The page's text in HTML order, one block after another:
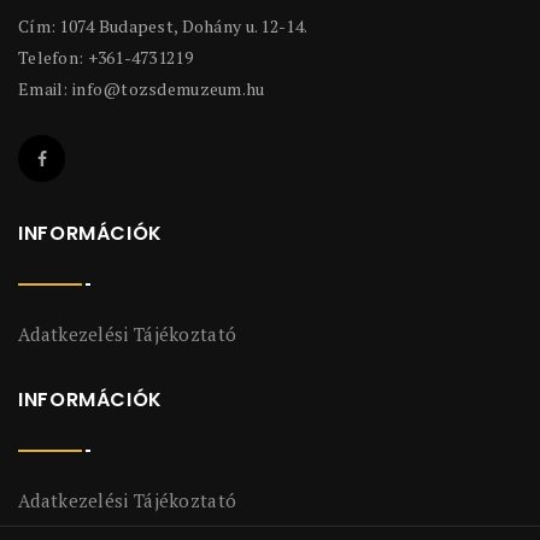
Cím: 1074 Budapest, Dohány u. 12-14.
Telefon: +361-4731219
Email: info@tozsdemuzeum.hu
INFORMÁCIÓK
Adatkezelési Tájékoztató
INFORMÁCIÓK
Adatkezelési Tájékoztató